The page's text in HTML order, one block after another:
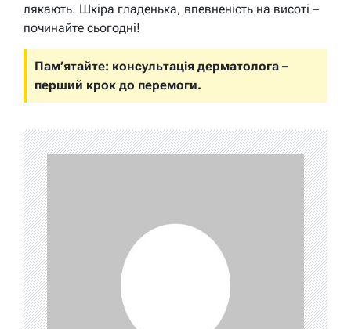
лякають. Шкіра гладенька, впевненість на висоті –
починайте сьогодні!
Пам’ятайте: консультація дерматолога –
перший крок до перемоги.